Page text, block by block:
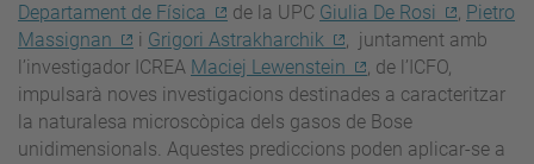
Departament de Física
de la UPC Giulia De Rosi , Pietro
Massignan
i Grigori Astrakharchik
, juntament amb
l’investigador ICREA Maciej Lewenstein
, de l’ICFO,
impulsarà noves investigacions destinades a caracteritzar
la naturalesa microscòpica dels gasos de Bose
unidimensionals. Aquestes prediccions poden aplicar-se a